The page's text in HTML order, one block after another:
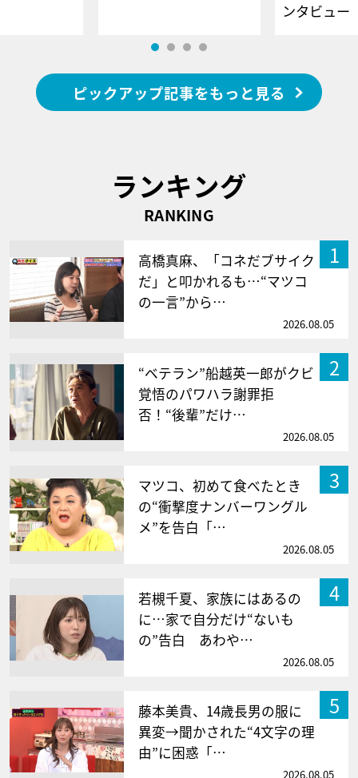
ンタビュー
ピックアップ記事をもっと見る
ランキング
RANKING
1
高橋真麻、「コネだブサイク
だ」と叩かれるも…“マツコ
の一言”から…
2026.08.05
2
“ベテラン”船越英一郎がクビ
覚悟のパワハラ謝罪拒
否！“後輩”だけ…
2026.08.05
3
マツコ、初めて食べたとき
の“衝撃度ナンバーワングル
メ”を告白「…
2026.08.05
4
若槻千夏、家族にはあるの
に…家で自分だけ“ないも
の”告白 あわや…
2026.08.05
5
藤本美貴、14歳長男の服に
異変→聞かされた“4文字の理
由”に困惑「…
2026.08.05